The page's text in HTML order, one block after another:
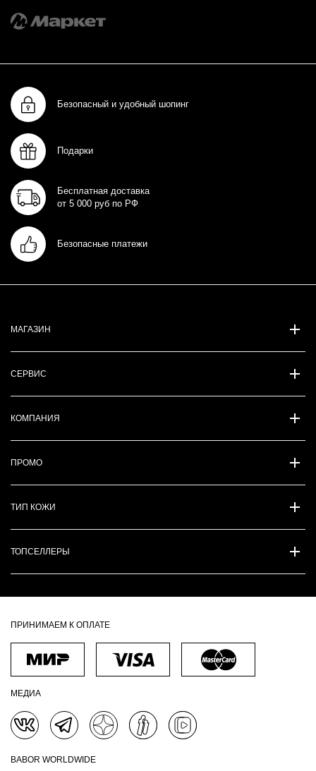
Безопасный и удобный шопинг
Подарки
Бесплатная доставка
от 5 000 руб по РФ
Безопасные платежи
МАГАЗИН
СЕРВИС
КОМПАНИЯ
ПРОМО
ТИП КОЖИ
ТОПСЕЛЛЕРЫ
ПРИНИМАЕМ К ОПЛАТЕ
МЕДИА
BABOR WORLDWIDE